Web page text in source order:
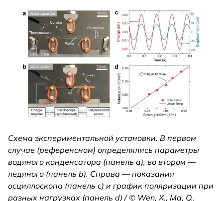
Схема экспериментальной установки. В первом
случае (референсном) определялись параметры
водяного конденсатора (панель a), во втором —
ледяного (панель b). Справа — показания
осциллоскопа (панель c) и график поляризации при
разных нагрузках (панель d) / © Wen, X., Ma, Q.,